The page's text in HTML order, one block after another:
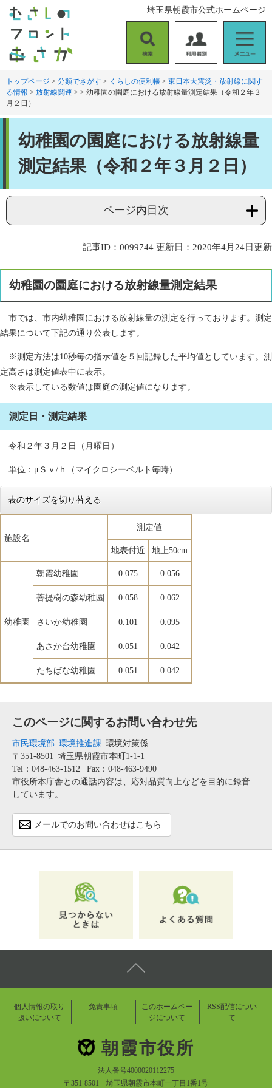
す
。
し
て
索
用
者
別
ニ
ュ
ー
埼玉県朝霞市公式ホームページ
トップページ > 分類でさがす > くらしの便利帳 > 東日本大震災・放射線に関す
る情報 > 放射線関連 > > 幼稚園の園庭における放射線量測定結果（令和２年３
月２日）
幼稚園の園庭における放射線量
測定結果（令和２年３月２日）
ページ内目次
記事ID：0099744 更新日：2020年4月24日更新
幼稚園の園庭における放射線量測定結果
市では、市内幼稚園における放射線量の測定を行っております。測定
結果について下記の通り公表します。
※測定方法は10秒毎の指示値を５回記録した平均値としています。測
定高さは測定値表中に表示。
※表示している数値は園庭の測定値になります。
測定日・測定結果
令和２年３月２日（月曜日）
単位：μＳｖ/ｈ（マイクロシーベルト毎時）
表のサイズを切り替える
施設名
測定値
地表付近 地上50cm
幼稚園
朝霞幼稚園 0.075 0.056
菩提樹の森幼稚園 0.058 0.062
さいか幼稚園 0.101 0.095
あさか台幼稚園 0.051 0.042
たちばな幼稚園 0.051 0.042
このページに関するお問い合わせ先
市民環境部 環境推進課 環境対策係
〒351-8501 埼玉県朝霞市本町1-1-1
Tel：048-463-1512
Fax：048-463-9490
市役所本庁舎との通話内容は、応対品質向上などを目的に録音
しています。
メールでのお問い合わせはこちら
個人情報の取り
扱いについて
免責事項
このホームペー
ジについて
RSS配信につい
て
朝霞市役所
法人番号4000020112275
〒351-8501 埼玉県朝霞市本町一丁目1番1号